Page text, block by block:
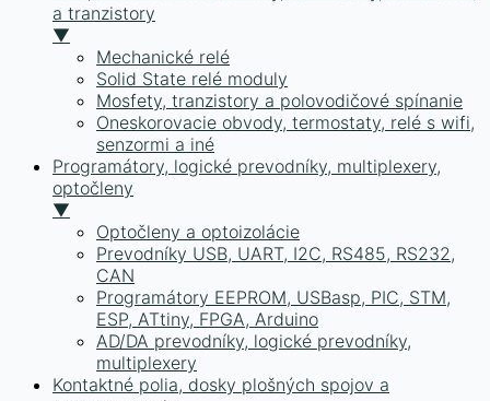
a tranzistory
▼
Mechanické relé
Solid State relé moduly
Mosfety, tranzistory a polovodičové spínanie
Oneskorovacie obvody, termostaty, relé s wifi,
senzormi a iné
Programátory, logické prevodníky, multiplexery,
optočleny
▼
Optočleny a optoizolácie
Prevodníky USB, UART, I2C, RS485, RS232,
CAN
Programátory EEPROM, USBasp, PIC, STM,
ESP, ATtiny, FPGA, Arduino
AD/DA prevodníky, logické prevodníky,
multiplexery
Kontaktné polia, dosky plošných spojov a